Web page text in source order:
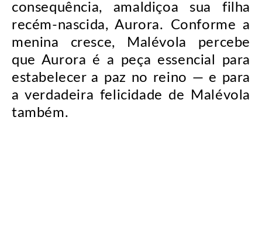
consequência, amaldiçoa sua filha
recém-nascida, Aurora. Conforme a
menina cresce, Malévola percebe
que Aurora é a peça essencial para
estabelecer a paz no reino — e para
a verdadeira felicidade de Malévola
também.